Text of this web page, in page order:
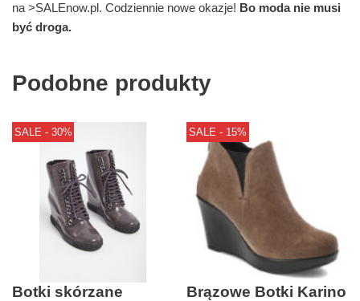
na >SALEnow.pl. Codziennie nowe okazje! Bo moda nie musi
być droga.
Podobne produkty
SALE - 30%
Botki skórzane
SALE - 15%
Brązowe Botki Karino